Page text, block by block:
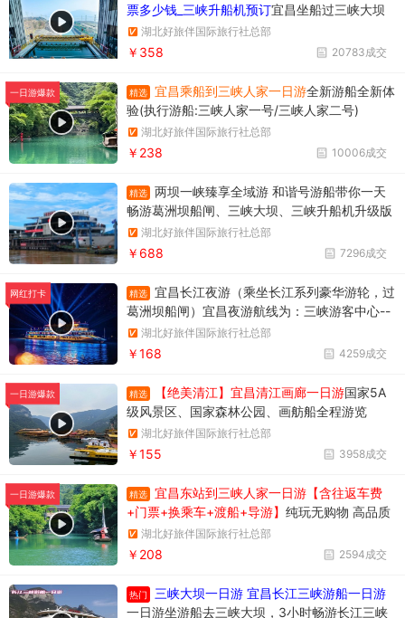
票多少钱_三峡升船机预订宜昌坐船过三峡大坝
升船机一日游358元/人，一天时间坐船过两个
坝，葛洲坝和三峡大坝。
湖北好旅伴国际旅行社总部
20783成交
￥358
一日游爆款 精选 宜昌乘船到三峡人家一日游全新游船全新体
验(执行游船:三峡人家一号/三峡人家二号)
湖北好旅伴国际旅行社总部
10006成交
￥238
精选
两坝一峡臻享全域游 和谐号游船带你一天
畅游葛洲坝船闸、三峡大坝、三峡升船机升级版
两坝一峡，升级版两坝一峡全域游，两坝一峡PL
US版本
湖北好旅伴国际旅行社总部
7296成交
￥688
网红打卡 精选
宜昌长江夜游（乘坐长江系列豪华游轮，过
葛洲坝船闸）宜昌夜游航线为：三峡游客中心--
天然塔--过葛洲坝船闸--黄柏河下船，穿过葛洲
坝船闸，体验水涨船高的神奇变化。
湖北好旅伴国际旅行社总部
4259成交
￥168
一日游爆款 精选 【绝美清江】宜昌清江画廊一日游国家5A
级风景区、国家森林公园、画舫船全程游览
湖北好旅伴国际旅行社总部
3958成交
￥155
一日游爆款 精选
宜昌东站到三峡人家一日游【含往返车费
+门票+换乘车+渡船+导游】 纯玩无购物 高品质
享受当地跟团一日游
湖北好旅伴国际旅行社总部
2594成交
￥208
热门
三峡大坝一日游 宜昌长江三峡游船一日游
一日游坐游船去三峡大坝，3小时畅游长江三峡